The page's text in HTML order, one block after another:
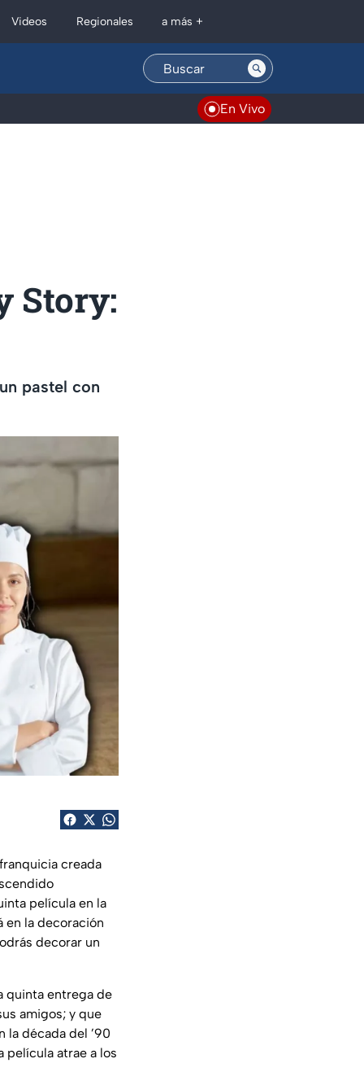
Videos Regionales a más +
En Vivo
Story:
pastel con
creada
película en la
en la decoración
decorar un
quinta entrega de
amigos; y que
la década del ’90
película atrae a los